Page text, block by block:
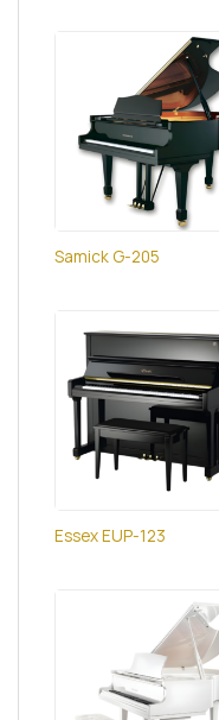
Samick G-205
Essex EUP-123